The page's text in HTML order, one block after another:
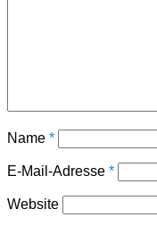
Name *
E-Mail-Adresse *
Website